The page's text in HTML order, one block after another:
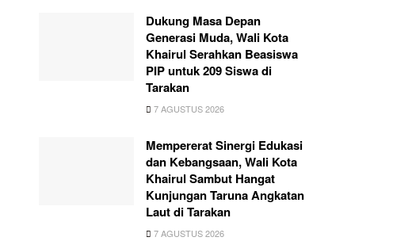
Dukung Masa Depan
Generasi Muda, Wali Kota
Khairul Serahkan Beasiswa
PIP untuk 209 Siswa di
Tarakan
7 AGUSTUS 2026
Mempererat Sinergi Edukasi
dan Kebangsaan, Wali Kota
Khairul Sambut Hangat
Kunjungan Taruna Angkatan
Laut di Tarakan
7 AGUSTUS 2026